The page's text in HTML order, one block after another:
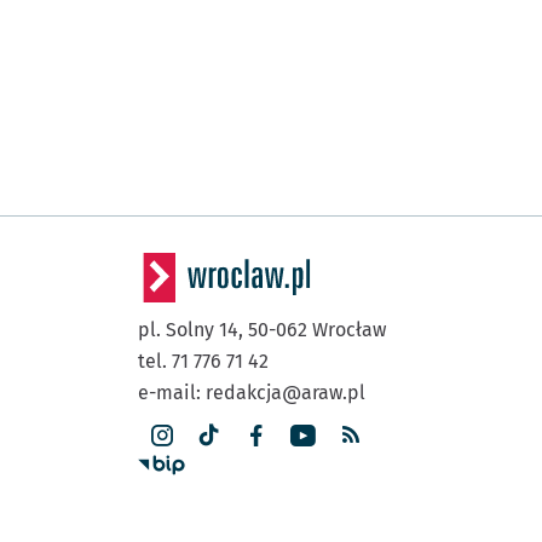
pl. Solny 14, 50-062 Wrocław
tel. 71 776 71 42
e-mail: redakcja@araw.pl